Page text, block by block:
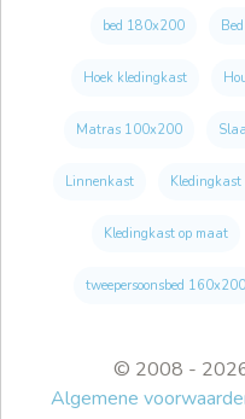
© 2008 - 2026
Algemene
bed 180x200
Hoek kledingkast
Matras 100x200
Linnenkast Kledingkast
Kledingkast op maat
tweepersoonsbed 160x200